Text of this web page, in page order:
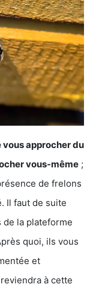
approcher du
vous-même ;
de frelons
Il faut de suite
la plateforme
quoi, ils vous
et
à cette